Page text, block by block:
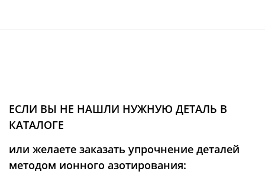
ЕСЛИ ВЫ НЕ НАШЛИ НУЖНУЮ ДЕТАЛЬ В
КАТАЛОГЕ
или желаете заказать упрочнение деталей
методом ионного азотирования: